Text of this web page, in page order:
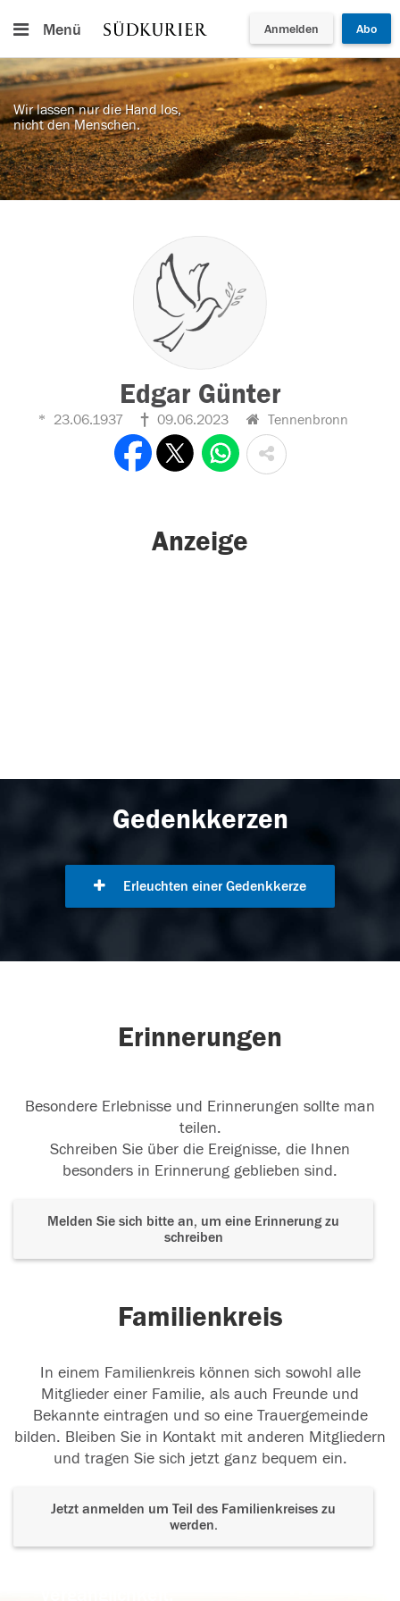
Menü Anmelden Abo
Wir lassen nur die Hand los,
nicht den Menschen.
Edgar Günter
23.06.1937 09.06.2023 Tennenbronn
Anzeige
Gedenkkerzen
Erleuchten einer Gedenkkerze
Erinnerungen
Besondere Erlebnisse und Erinnerungen sollte man
teilen.
Schreiben Sie über die Ereignisse, die Ihnen
besonders in Erinnerung geblieben sind.
Melden Sie sich bitte an, um eine Erinnerung zu
schreiben
Familienkreis
In einem Familienkreis können sich sowohl alle
Mitglieder einer Familie, als auch Freunde und
Bekannte eintragen und so eine Trauergemeinde
bilden. Bleiben Sie in Kontakt mit anderen Mitgliedern
und tragen Sie sich jetzt ganz bequem ein.
Jetzt anmelden um Teil des Familienkreises zu
werden.